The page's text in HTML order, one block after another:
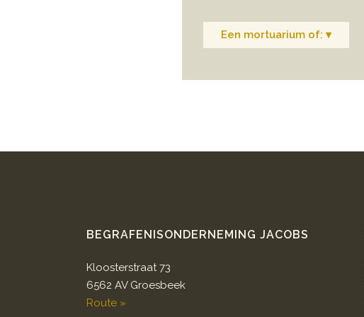
Een mortuarium of: ▾
BEGRAFENISONDERNEMING JACOBS
Kloosterstraat 73
6562 AV Groesbeek
Route »